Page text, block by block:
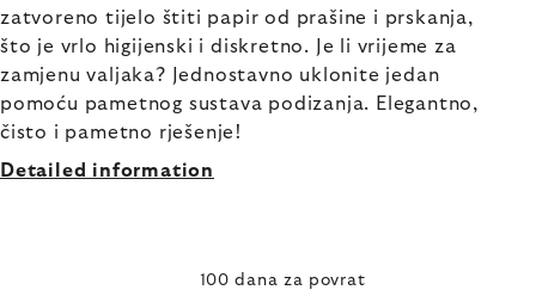
zatvoreno tijelo štiti papir od prašine i prskanja,
što je vrlo higijenski i diskretno. Je li vrijeme za
zamjenu valjaka? Jednostavno uklonite jedan
pomoću pametnog sustava podizanja. Elegantno,
čisto i pametno rješenje!
Detailed information
100 dana za povrat